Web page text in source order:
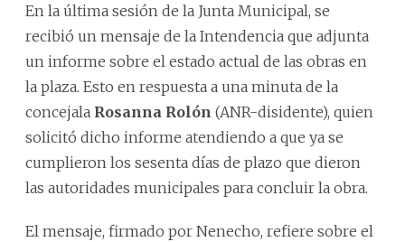
En la última sesión de la Junta Municipal, se
recibió un mensaje de la Intendencia que adjunta
un informe sobre el estado actual de las obras en
la plaza. Esto en respuesta a una minuta de la
concejala Rosanna Rolón (ANR-disidente), quien
solicitó dicho informe atendiendo a que ya se
cumplieron los sesenta días de plazo que dieron
las autoridades municipales para concluir la obra.
El mensaje, firmado por Nenecho, refiere sobre el